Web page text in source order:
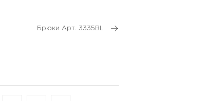
Брюки Арт. 3335BL